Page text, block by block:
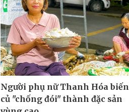
Người phụ nữ Thanh Hóa biến
củ "chống đói" thành đặc sản